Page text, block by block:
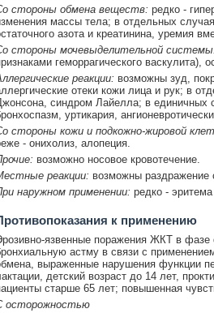
стороны обмена веществ: редко -
массы тела; в отдельных
азота и креатинина, уремия
стороны мочевыделительной
геморрагического васкулита),
реакции: возможны зуд,
отеки кожи лица и рук; в
синдром Лайелла; в единичных
уртикария,
стороны кожи и подкожно-жировой
- онихолиз, алопеция.
возможно носовое кровотечение.
реакции: возможны раздражение
наружном применении: редко -
к применению
язвенные поражения ЖКТ в фазе
астму в связи с
выраженные нарушения функции
детский возраст до 14 лет,
старше 65 лет; повышенная
осторожностью